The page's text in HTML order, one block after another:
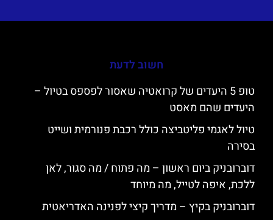
חשוב לדעת
טופ 5 היעדים של קרואטיה שאסור לפספס בטיול –
היעדים שהם מאסט
טיול לאגמי פליטביצה כולל רכבת פנורמית ושייט
בסירה
דוברובניק ביום ראשון – מה פתוח / מה סגור, לאן
ללכת, איפה לטייל, מה מיוחד
דוברובניק בקיץ – מדריך קיצי לפנינה האדריאטית